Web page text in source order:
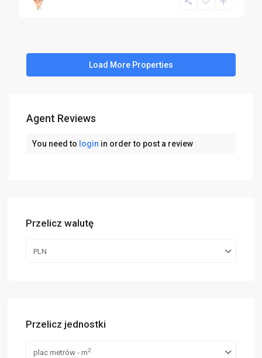
Agent Reviews
You need to login in order to post a review
Przelicz walutę
PLN
Przelicz jednostki
plac metrów - m2